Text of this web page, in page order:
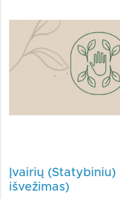
Įvairių
išvežimas)